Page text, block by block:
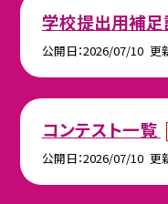
学校提出用補足
公開日 2026/07/10 更
コンテスト一覧
公開日 2026/07/10 更